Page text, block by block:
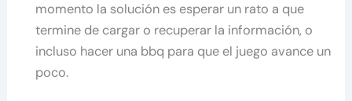
momento la solución es esperar un rato a que
termine de cargar o recuperar la información, o
incluso hacer una bbq para que el juego avance un
poco.